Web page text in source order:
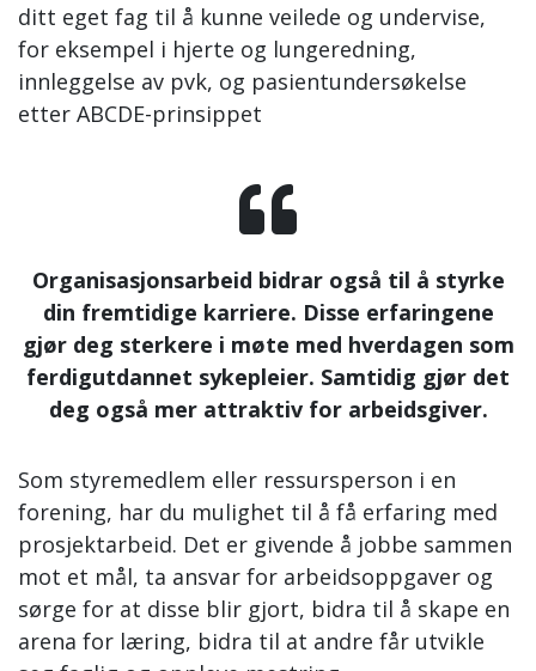
ditt eget fag til å kunne veilede og undervise,
for eksempel i hjerte og lungeredning,
innleggelse av pvk, og pasientundersøkelse
etter ABCDE-prinsippet
Organisasjonsarbeid bidrar også til å styrke
din fremtidige karriere. Disse erfaringene
gjør deg sterkere i møte med hverdagen som
ferdigutdannet sykepleier. Samtidig gjør det
deg også mer attraktiv for arbeidsgiver.
Som styremedlem eller ressursperson i en
forening, har du mulighet til å få erfaring med
prosjektarbeid. Det er givende å jobbe sammen
mot et mål, ta ansvar for arbeidsoppgaver og
sørge for at disse blir gjort, bidra til å skape en
arena for læring, bidra til at andre får utvikle